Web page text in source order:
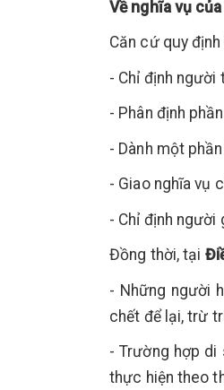
Về nghĩa vụ
Căn cứ quy
- Chỉ định
- Phân định
- Dành một
- Giao nghĩa vụ
- Chỉ định người
Đồng thời, tại
- Những người
chết để lại, trừ
- Trường hợp
thực hiện theo